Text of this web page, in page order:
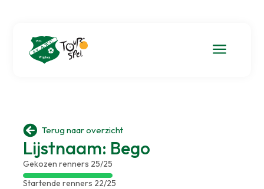
a
 Terug naar overzicht
Lijstnaam: Bego
Gekozen renners 25/25
Startende renners 22/25